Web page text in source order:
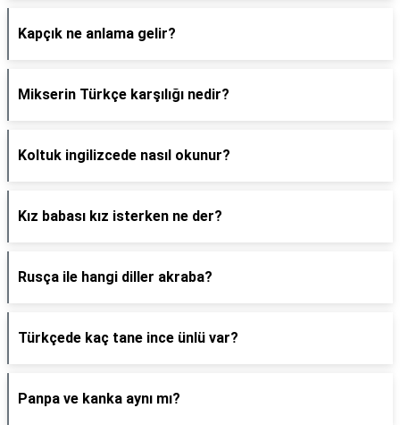
Kapçık ne anlama gelir?
Mikserin Türkçe karşılığı nedir?
Koltuk ingilizcede nasıl okunur?
Kız babası kız isterken ne der?
Rusça ile hangi diller akraba?
Türkçede kaç tane ince ünlü var?
Panpa ve kanka aynı mı?